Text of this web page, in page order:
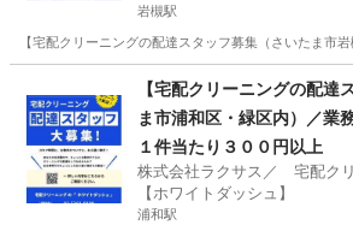
岩槻駅
【宅配クリーニングの配達スタッフ募集（さいたま市
さいたま市 岩槻駅 ドライバー
東大宮駅 ドライバー スタッフ
【宅配クリーニングの配達
ま市浦和区・緑区内）／業
ング店募集】
１件当たり３００円以上
株式会社ラクサス／ 宅配ク
【ホワイトダッシュ】
浦和駅